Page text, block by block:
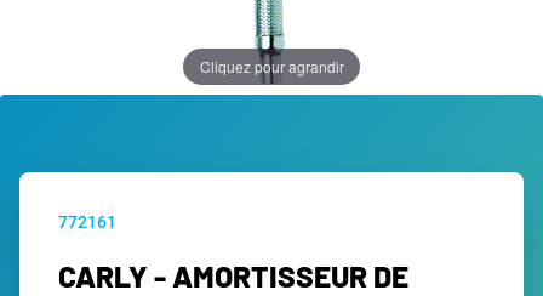
Cliquez pour agrandir
772161
CARLY - AMORTISSEUR DE